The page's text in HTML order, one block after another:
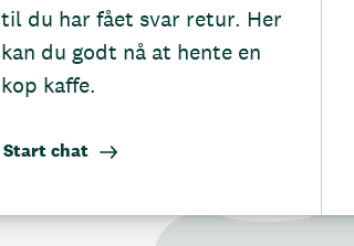
til du har fået svar retur. Her
kan du godt nå at hente en
kop kaffe.
Start chat